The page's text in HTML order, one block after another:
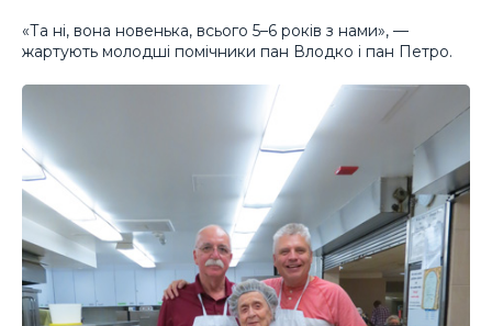
«Та ні, вона новенька, всього 5–6 років з нами», —
жартують молодші помічники пан Влодко і пан Петро.